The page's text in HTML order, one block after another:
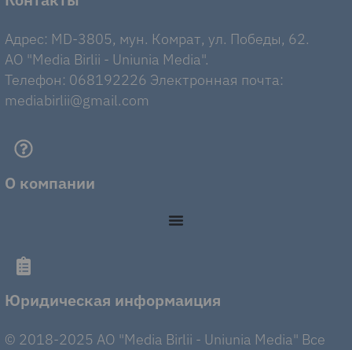
Адрес: MD-3805, мун. Комрат, ул. Победы, 62.
AO "Media Birlii - Uniunia Media".
Телефон: 068192226 Электронная почта:
mediabirlii@gmail.com
О компании
Юридическая информаиция
© 2018-2025 AO "Media Birlii - Uniunia Media" Все